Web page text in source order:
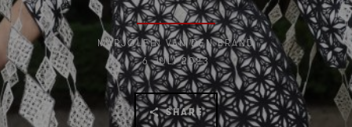
MARJOLEIN VAN DEN BRAND
6 JULI 2023
SHARE